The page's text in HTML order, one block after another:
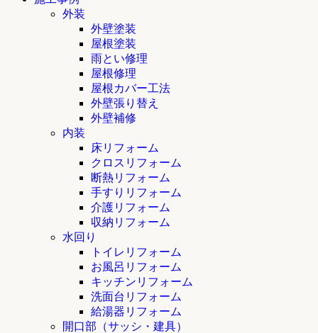
外装
外壁塗装
屋根塗装
雨とい修理
屋根修理
屋根カバー工法
外壁張り替え
外壁補修
内装
床リフォーム
クロスリフォーム
断熱リフォーム
手すりリフォーム
介護リフォーム
収納リフォーム
水回り
トイレリフォーム
お風呂リフォーム
キッチンリフォーム
洗面台リフォーム
給湯器リフォーム
開口部（サッシ・建具）